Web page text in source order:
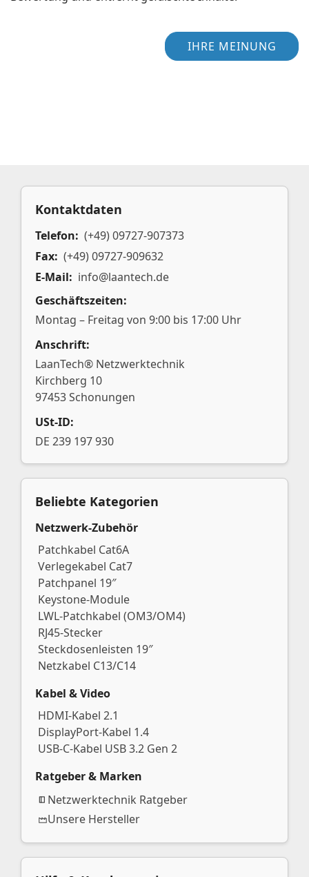
IHRE MEINUNG
Kontaktdaten
Telefon: (+49) 09727-907373
Fax: (+49) 09727-909632
E-Mail: info@laantech.de
Geschäftszeiten:
Montag – Freitag von 9:00 bis 17:00 Uhr
Anschrift:
LaanTech® Netzwerktechnik
Kirchberg 10
97453 Schonungen
USt-ID:
DE 239 197 930
Beliebte Kategorien
Netzwerk-Zubehör
Patchkabel Cat6A
Verlegekabel Cat7
Patchpanel 19″
Keystone-Module
LWL-Patchkabel (OM3/OM4)
RJ45-Stecker
Steckdosenleisten 19″
Netzkabel C13/C14
Kabel & Video
HDMI-Kabel 2.1
DisplayPort-Kabel 1.4
USB-C-Kabel USB 3.2 Gen 2
Ratgeber & Marken
Netzwerktechnik Ratgeber
Unsere Hersteller